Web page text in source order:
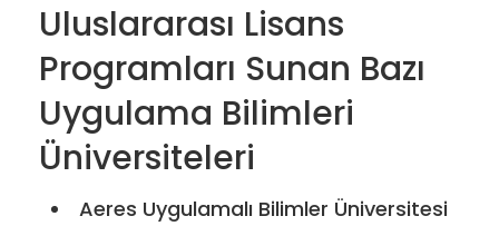
Uluslararası Lisans
Programları Sunan Bazı
Uygulama Bilimleri
Üniversiteleri
Aeres Uygulamalı Bilimler Üniversitesi